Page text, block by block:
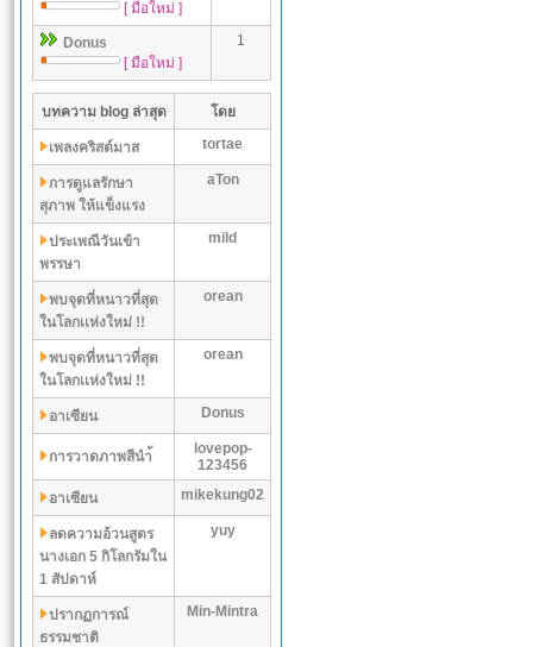
[ มือใหม่ ]
Donus
[ มือใหม่ ]
1
บทความ blog ล่าสุด โดย
เพลงคริสต์มาส tortae
การดูแลรักษา
สุภาพ ให้แข็งแรง
aTon
ประเพณีวันเข้า
พรรษา
mild
พบจุดที่หนาวที่สุด
ในโลกเเห่งใหม่ !!
orean
พบจุดที่หนาวที่สุด
ในโลกเเห่งใหม่ !!
orean
อาเซียน Donus
การวาดภาพสีนำ้
lovepop-
123456
อาเซียน
mikekung02
ลดความอ้วนสูตร
นางเอก 5 กิโลกรัมใน
1 สัปดาห์
yuy
ปรากฏการณ์
ธรรมชาติ
Min-Mintra